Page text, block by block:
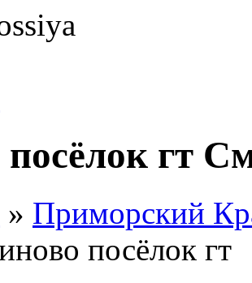
гт
» Приморский
посёлок гт